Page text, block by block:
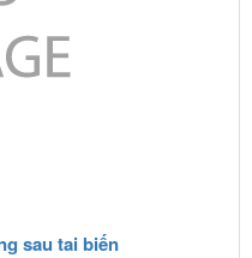
sau tai biến